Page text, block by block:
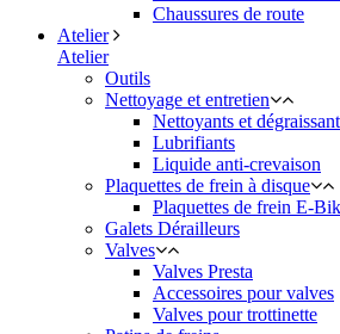
Chaussures de route
Atelier
Atelier
Outils
Nettoyage et entretien
Nettoyants et
Lubrifiants
Liquide anti-crevaison
Plaquettes de frein à disque
Plaquettes de frein E-
Galets Dérailleurs
Valves
Valves Presta
Accessoires pour valves
Valves pour trottinette